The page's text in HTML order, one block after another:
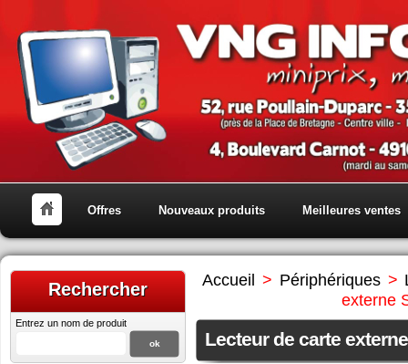
Offres Nouveaux produits Meilleures ventes
Rechercher
Entrez un nom de produit
Accueil > Périphériques >
externe
Lecteur de carte